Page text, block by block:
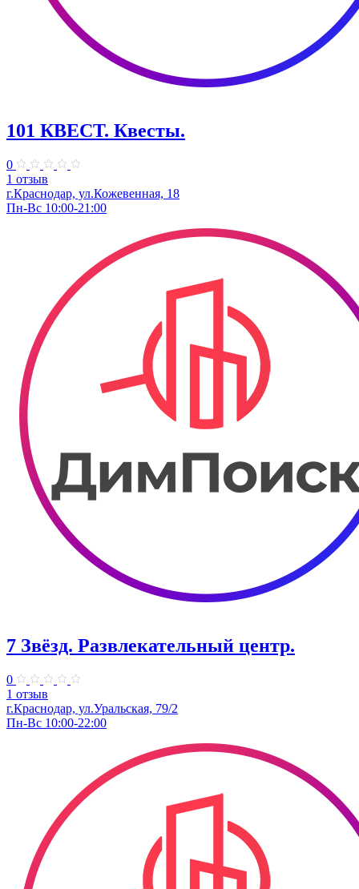
101 КВЕСТ. Квесты.
0
1 отзыв
г.Краснодар, ул.Кожевенная, 18
Пн-Вс 10:00-21:00
7 Звёзд. Развлекательный центр.
0
1 отзыв
г.Краснодар, ул.Уральская, 79/2
Пн-Вс 10:00-22:00